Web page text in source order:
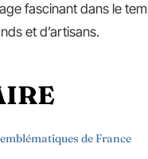
fascinant dans le
et d’artisans.
de France